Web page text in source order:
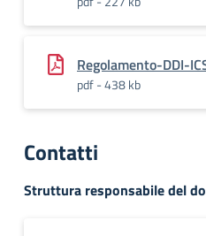
Regolamento-DDI-
pdf - 438 kb
Contatti
Struttura responsabile del